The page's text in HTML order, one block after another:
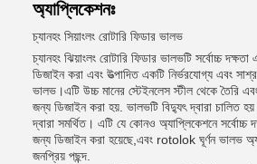
অ্যাপ্লিকেশনঃ
চ্যানহং সিয়াংলং রোটারি ফিডার ভালভ
চ্যানহং ঝিয়াংলং রোটারি ফিডার ভালভটি সর্বোচ্চ
ডিজাইন করা এবং উত্পাদিত একটি নির্ভরযোগ্য এবং
ভালভ।এটি উচ্চ মানের স্টেইনলেস স্টীল থেকে তৈরি
জন্য ডিজাইন করা হয়. ভালভটি বিদ্যুৎ দ্বারা চালিত হয়
দ্বারা সমর্থিত। এটি যে কোনও অ্যাপ্লিকেশনে সর্বোচ্চ
জন্য ডিজাইন করা হয়েছে,এবং rotolok ঘূর্ণন ভালভ
জনপ্রিয় পছন্দ.